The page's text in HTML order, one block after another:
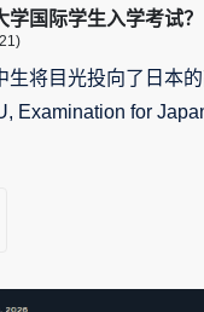
国际学生入学考试？
生将目光投向了日本
Examination for